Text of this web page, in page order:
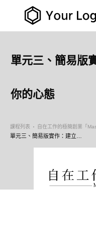
單元三、簡易版
你的心態
課程列表 自在工作的極簡創業「